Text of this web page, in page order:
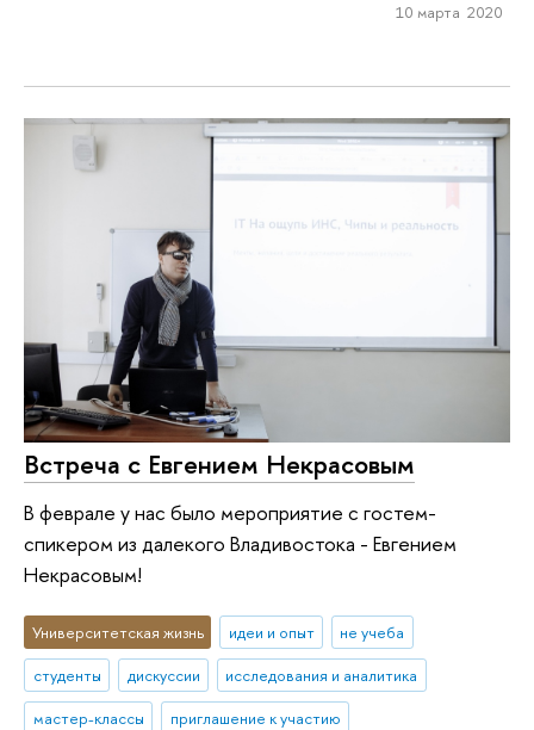
10 марта 2020
Встреча с Евгением Некрасовым
В феврале у нас было мероприятие с гостем-
спикером из далекого Владивостока - Евгением
Некрасовым!
Университетская жизнь идеи и опыт
не учеба
студенты
дискуссии
исследования и аналитика
мастер-классы
приглашение к участию